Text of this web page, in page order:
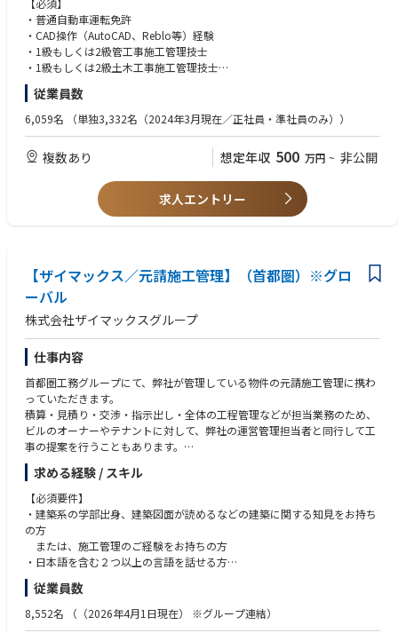
具体的な担当部門は、ご経験や保有資格等で検討させていただきます。
●ボイラ部門
●アクア部門（水処理）
●メディカル部門
＜業務詳細＞
・自社プラントの機械・電気設備の設備計画
・納入現場の施工図作成、機械・電気設備における搬入計画や図面作成
・現場での搬入指示や現場管理業務（人員管理、工程管理、安全管理な
ど）
設備設計・施工管理エンジニアとして、 納入現場における施工図作成、搬
【必須】
・普通自動車運転免許
・CAD操作（AutoCAD、Reblo等）経験
・1級もしくは2級管工事施工管理技士
・1級もしくは2級土木工事施工管理技士
【歓迎】
メーカー、ゼネコン、サブコン業界、水処理装置、設備業界
※メディカル部門（東京）のみ
病院・製薬・研究所等の業界経験者および
衛生・空調・建設関係の図面作成や工事経験者
従業員数
6,059名 （単独3,332名（2024年3月現在／正社員・準社員のみ））
複数あり 想定年収 500 万円 ~ 非公開
求人エントリー
【ザイマックス／元請施工管理】（首都圏）※グロ
ーバル
株式会社ザイマックスグループ
仕事内容
首都圏工務グループにて、弊社が管理している物件の元請施工管理に携わ
っていただきます。
積算・見積り・交渉・指示出し・全体の工程管理などが担当業務のため、
ビルのオーナーやテナントに対して、弊社の運営管理担当者と同行して工
事の提案を行うこともあります。
建築工事から電気・空調・衛生設備まで、建物に係る全ての工事に関わる
ことが出来ます。
※ザイマックスでの施工管理業務について
https://www.wantedly.com/companies/xymax/post_articles/335263?so
urce=related_posts
※ザイマックスの施工管理業務の魅力
【具体的な業務内容】
・施工管理全般
求める経験 / スキル
【必須要件】
・建築系の学部出身、建築図面が読めるなどの建築に関する知見をお持ち
の方
または、施工管理のご経験をお持ちの方
・日本語を含む２つ以上の言語を話せる方
・ビジネスレベルの日本語能力(日本語能力試験1級 尚良)をお持ちである
方
・日本企業で2年以上の社会人経験がある方
従業員数
8,552名 （（2026年4月1日現在） ※グループ連結）